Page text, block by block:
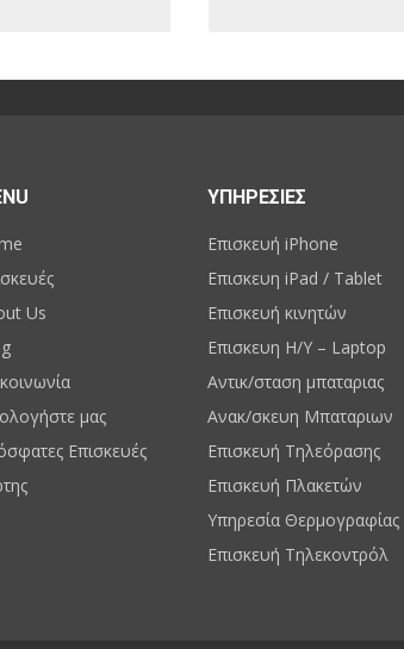
Us
μας
Επισκευές
ΥΠΗΡΕΣΙΕΣ
Επισκευή iPhone
Επισκευη iPad / Tablet
Επισκευή κινητών
Επισκευη H/Y – Laptop
Αντικ/σταση μπαταριας
Ανακ/σκευη Μπαταριων
Επισκευή Τηλεόρασης
Επισκευή Πλακετών
Υπηρεσία Θερμογραφίας
Επισκευή Τηλεκοντρόλ